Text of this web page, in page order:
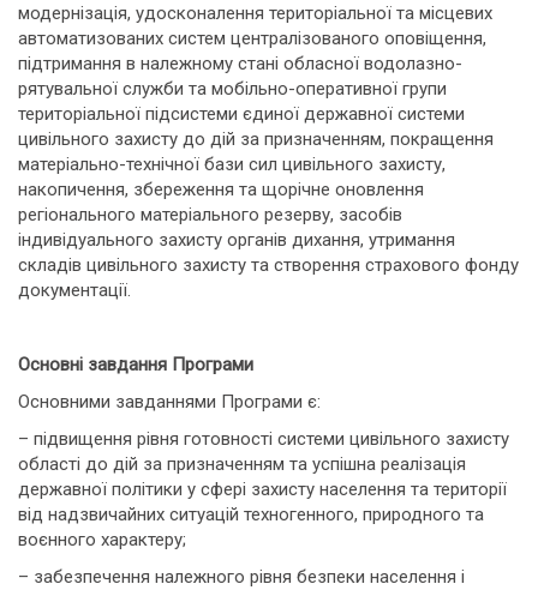
модернізація, удосконалення територіальної та місцевих
автоматизованих систем централізованого оповіщення,
підтримання в належному стані обласної водолазно-
рятувальної служби та мобільно-оперативної групи
територіальної підсистеми єдиної державної системи
цивільного захисту до дій за призначенням, покращення
матеріально-технічної бази сил цивільного захисту,
накопичення, збереження та щорічне оновлення
регіонального матеріального резерву, засобів
індивідуального захисту органів дихання, утримання
складів цивільного захисту та створення страхового фонду
документації.
Основні завдання Програми
Основними завданнями Програми є:
– підвищення рівня готовності системи цивільного захисту
області до дій за призначенням та успішна реалізація
державної політики у сфері захисту населення та території
від надзвичайних ситуацій техногенного, природного та
воєнного характеру;
– забезпечення належного рівня безпеки населення і